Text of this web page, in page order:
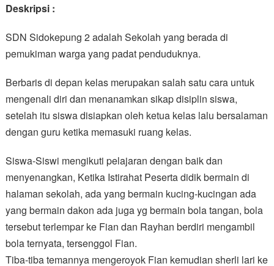
Deskripsi :
SDN Sidokepung 2 adalah Sekolah yang berada di
pemukiman warga yang padat penduduknya.
Berbaris di depan kelas merupakan salah satu cara untuk
mengenali diri dan menanamkan sikap disiplin siswa,
setelah itu siswa disiapkan oleh ketua kelas lalu bersalaman
dengan guru ketika memasuki ruang kelas.
Siswa-Siswi mengikuti pelajaran dengan baik dan
menyenangkan, Ketika Istirahat Peserta didik bermain di
halaman sekolah, ada yang bermain kucing-kucingan ada
yang bermain dakon ada juga yg bermain bola tangan, bola
tersebut terlempar ke Fian dan Rayhan berdiri mengambil
bola ternyata, tersenggol Fian.
Tiba-tiba temannya mengeroyok Fian kemudian sherli lari ke